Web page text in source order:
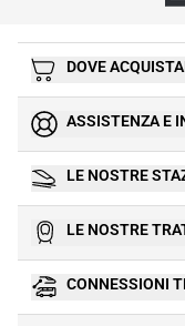
DOVE
ASSISTENZA E
LE NOSTRE
LE NOSTRE
CONNESSIONI